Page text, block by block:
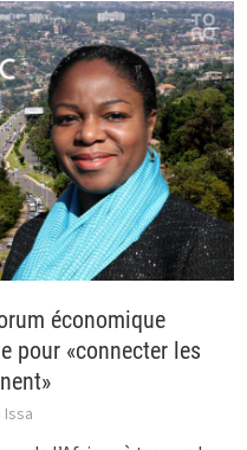
économique
pour «connecter les
Issa